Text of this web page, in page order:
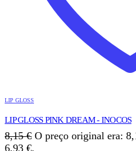
LIP GLOSS
LIP GLOSS PINK DREAM - INOCOS
8,15€ O preço original era:
6,93 €.